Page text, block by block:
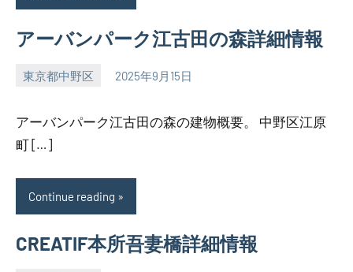
アーバンパーク江古田の森詳細情報
東京都中野区 2025年9月15日
SEZIMO
アーバンパーク江古田の森の建物概要。 中野区江原
町 […]
Continue reading
CREATIF本所吾妻橋詳細情報